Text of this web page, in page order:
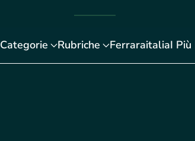
Categorie Rubriche FerraraitaliaI